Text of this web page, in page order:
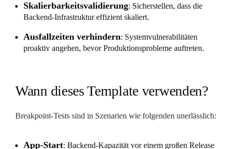
Skalierbarkeitsvalidierung: Sicherstellen, dass die
Backend-Infrastruktur effizient skaliert.
Ausfallzeiten verhindern: Systemvulnerabilitäten
proaktiv angehen, bevor Produktionsprobleme auftreten.
Wann dieses Template verwenden?
Breakpoint-Tests sind in Szenarien wie folgenden unerlässlich:
App-Start: Backend-Kapazität vor einem großen Release